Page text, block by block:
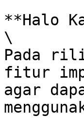
**Halo
\
Pada
fitur
agar